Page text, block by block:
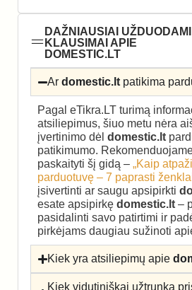
DAŽNIAUSIAI UŽDUODAMI
KLAUSIMAI APIE
DOMESTIC.LT
Ardomestic.lt patikima
Pagal eTikra.LT turimą
atsiliepimus, šiuo metu nėra
įvertinimo dėl domestic.lt
patikimumo.
paskaityti šį gidą – „Kaip
parduotuvę – 7 paprasti
įsivertinti ar saugu apsipirkti
esate apsipirkę domestic.lt –
pasidalinti savo patirtimi ir
pirkėjams daugiau sužinoti
Kiek yra atsiliepimų apie
Kiek vidutiniškai užtrunka